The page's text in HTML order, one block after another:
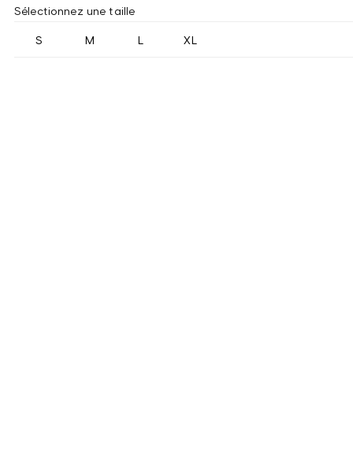
Sélectionnez une taille
S M L XL